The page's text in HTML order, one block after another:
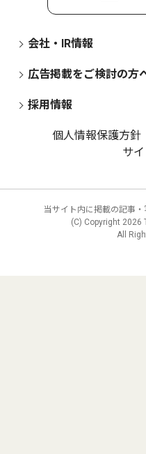
会社・IR情報
広告掲載をご検討の方
採用情報
個人情報保護方針
サ
当サイト内に掲載の記事・
(C) Copyright 2026
All